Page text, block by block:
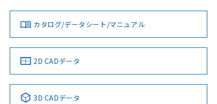
ダウンロードデータをご利用いただく前に、以下を必ずお読
みください。
ソフトウェアの使用条件
対応済み
中国 RoHS 注意事項・凡例
LR型式承認
（イギリス
船舶規格）
DNV型式承認
（ノルウェー
BV型式承認
（フランス
KR型式
（韓国
No No No No
カタログ/データシート/マニュアル
2D CADデータ
3D CADデータ